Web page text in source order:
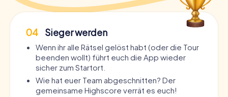
04 Sieger werden
Wenn ihr alle Rätsel gelöst habt (oder die Tour
beenden wollt) führt euch die App wieder
sicher zum Startort.
Wie hat euer Team abgeschnitten? Der
gemeinsame Highscore verrät es euch!